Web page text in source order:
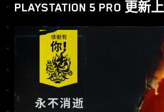
PLAYSTATION 5 PRO 更新